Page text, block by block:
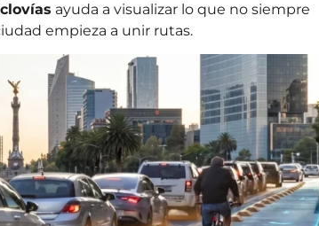
ayuda a visualizar lo que no siempre
empieza a unir rutas.